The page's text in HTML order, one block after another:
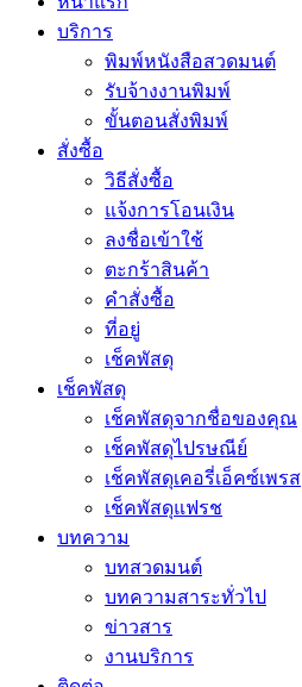
บริการ
พิมพ์หนังสือสวดมนต์
รับจ้างงานพิมพ์
ขั้นตอนสั่งพิมพ์
สั่งซื้อ
วิธีสั่งซื้อ
แจ้งการโอนเงิน
ลงชื่อเข้าใช้
ตะกร้าสินค้า
คำสั่งซื้อ
ที่อยู่
เช็คพัสดุ
เช็คพัสดุ
เช็คพัสดุจากชื่อของคุณ
เช็คพัสดุไปรษณีย์
เช็คพัสดุเคอรี่เอ็คซ์เพรส
เช็คพัสดุแฟรช
บทความ
บทสวดมนต์
บทความสาระทั่วไป
ข่าวสาร
งานบริการ